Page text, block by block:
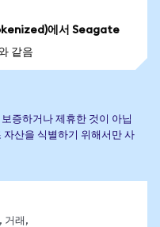
에서 Seagate
같음
증하거나 제휴한 것이 아닙
자산을 식별하기 위해서만 사
거래,